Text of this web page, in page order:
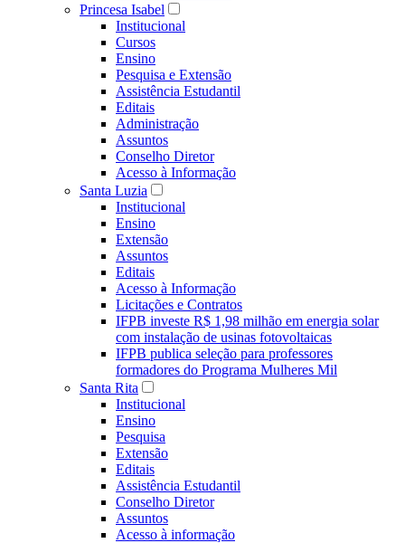
Princesa Isabel
Institucional
Cursos
Ensino
Pesquisa e Extensão
Assistência Estudantil
Editais
Administração
Assuntos
Conselho Diretor
Acesso à Informação
Santa Luzia
Institucional
Ensino
Extensão
Assuntos
Editais
Acesso à Informação
Licitações e Contratos
IFPB investe R$ 1,98 milhão em energia solar
com instalação de usinas fotovoltaicas
IFPB publica seleção para professores
formadores do Programa Mulheres Mil
Santa Rita
Institucional
Ensino
Pesquisa
Extensão
Editais
Assistência Estudantil
Conselho Diretor
Assuntos
Acesso à informação